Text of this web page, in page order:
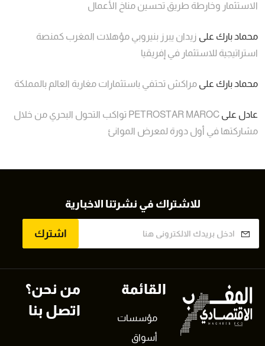
الاستثمار وخارطة طريق تحسين مناخ الأعمال
محماد بارك على زيدان يبرز بنيروبي مؤهلات المغرب كمنصة
استراتيجية للاستثمار في إفريقيا
محماد بارك على مراكش تحتفي باستثمارات مغاربة العالم بالمملكة
عادل على
PETROSTAR MAROC تواكب التحول البحري من خلال
مشاركتها في أول دورة لمعرض الموانئ
للاشتراك في نشرتنا الاخبارية
اشترك
القائمة
مؤسسات
أسواق
من نحن؟
اتصل بنا